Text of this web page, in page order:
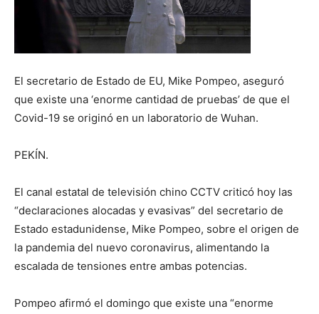
El secretario de Estado de EU, Mike Pompeo, aseguró
que existe una ‘enorme cantidad de pruebas’ de que el
Covid-19 se originó en un laboratorio de Wuhan.
PEKÍN.
El canal estatal de televisión chino CCTV criticó hoy las
“declaraciones alocadas y evasivas” del secretario de
Estado estadunidense, Mike Pompeo, sobre el origen de
la pandemia del nuevo coronavirus, alimentando la
escalada de tensiones entre ambas potencias.
Pompeo afirmó el domingo que existe una “enorme